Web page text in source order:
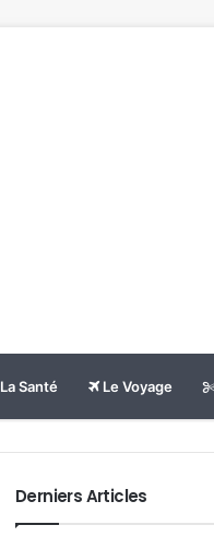
La Santé Le Voyage
Derniers Articles